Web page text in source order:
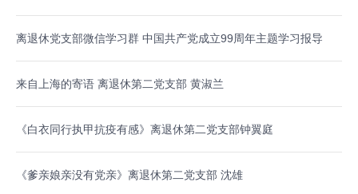
离退休党支部微信学习群 中国共产党成立99周年主题学习报导
来自上海的寄语 离退休第二党支部 黄淑兰
《白衣同行执甲抗疫有感》离退休第二党支部钟翼庭
《爹亲娘亲没有党亲》离退休第二党支部 沈雄